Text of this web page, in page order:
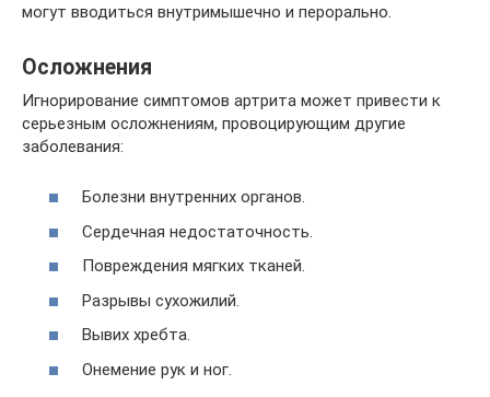
могут вводиться внутримышечно и перорально.
Осложнения
Игнорирование симптомов артрита может привести к
серьезным осложнениям, провоцирующим другие
заболевания:
Болезни внутренних органов.
Сердечная недостаточность.
Повреждения мягких тканей.
Разрывы сухожилий.
Вывих хребта.
Онемение рук и ног.